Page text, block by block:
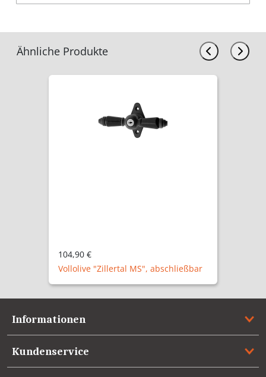
Ähnliche Produkte
104,90 €
Vollolive "Zillertal P", abschließbar
Informationen
Kundenservice